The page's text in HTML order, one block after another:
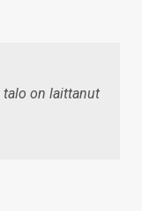
talo on laittanut